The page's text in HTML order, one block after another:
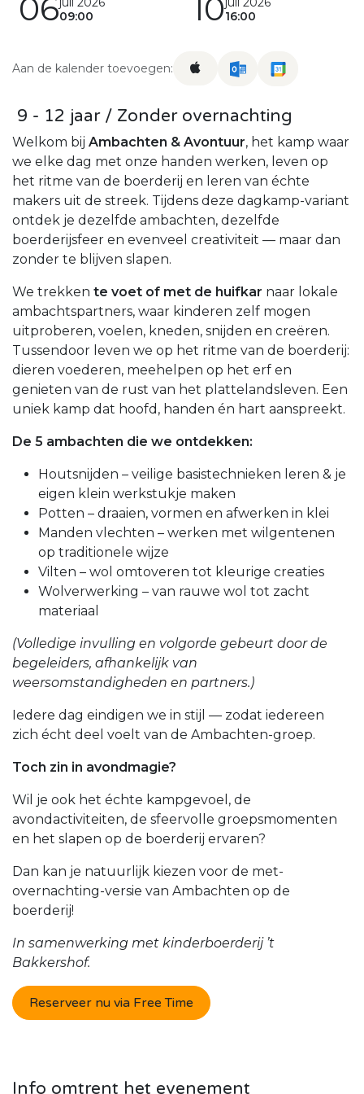
0609:00
1016:00
Aan de kalender toevoegen:
9 - 12 jaar / Zonder overnachting
Welkom bij Ambachten & Avontuur, het kamp waar
we elke dag met onze handen werken, leven op
het ritme van de boerderij en leren van échte
makers uit de streek. Tijdens deze dagkamp-variant
ontdek je dezelfde ambachten, dezelfde
boerderijsfeer en evenveel creativiteit — maar dan
zonder te blijven slapen.
We trekken te voet of met de huifkar naar lokale
ambachtspartners, waar kinderen zelf mogen
uitproberen, voelen, kneden, snijden en creëren.
Tussendoor leven we op het ritme van de boerderij:
dieren voederen, meehelpen op het erf en
genieten van de rust van het plattelandsleven. Een
uniek kamp dat hoofd, handen én hart aanspreekt.
De 5 ambachten die we ontdekken:
Houtsnijden – veilige basistechnieken leren & je
eigen klein werkstukje maken
Potten – draaien, vormen en afwerken in klei
Manden vlechten – werken met wilgentenen
op traditionele wijze
Vilten – wol omtoveren tot kleurige creaties
Wolverwerking – van rauwe wol tot zacht
materiaal
(Volledige invulling en volgorde gebeurt door de
begeleiders, afhankelijk van
weersomstandigheden en partners.)
Iedere dag eindigen we in stijl — zodat iedereen
zich écht deel voelt van de Ambachten-groep.
Toch zin in avondmagie?
Wil je ook het échte kampgevoel, de
avondactiviteiten, de sfeervolle groepsmomenten
en het slapen op de boerderij ervaren?
Dan kan je natuurlijk kiezen voor de met-
overnachting-versie van Ambachten op de
boerderij!
In samenwerking met kinderboerderij ’t
Bakkershof.
Reserveer nu via Free Time
Info omtrent het evenement